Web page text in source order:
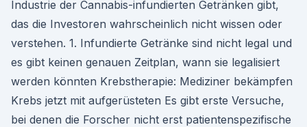
Industrie der Cannabis-infundierten Getränken gibt,
das die Investoren wahrscheinlich nicht wissen oder
verstehen. 1. Infundierte Getränke sind nicht legal und
es gibt keinen genauen Zeitplan, wann sie legalisiert
werden könnten Krebstherapie: Mediziner bekämpfen
Krebs jetzt mit aufgerüsteten Es gibt erste Versuche,
bei denen die Forscher nicht erst patientenspezifische